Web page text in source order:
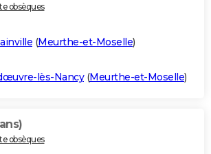
obsèques
(Meurthe-et-Moselle)
lès-Nancy(Meurthe-et-Moselle)
obsèques